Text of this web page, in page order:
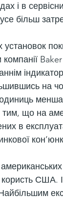
і в
більш
на
одиниць
що на
в
користь